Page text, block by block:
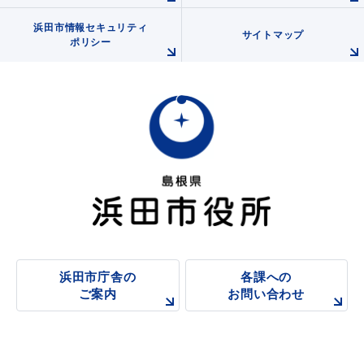
高齢者・介護
目的から探す
浜田市情報セキュリティ
ポリシー
サイトマップ
浜田市庁舎の
ご案内
各課への
お問い合わせ